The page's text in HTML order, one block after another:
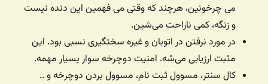
می چرخونین، هرچند که وقتی می فهمین این دنده نیست
و زنگه، کمی ناراحت می‌شین.
در مورد نرفتن در اتوبان و غیره سختگیری نسبی بود. این
مثبت ارزیابی می‌شه. امنیت دوچرخه سوار بسیار مهمه.
کال سنتر، مسوول ثبت نام، مسوول بردن دوچرخه و ..